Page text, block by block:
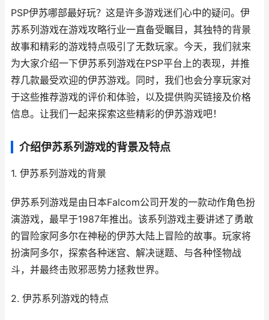
PSP伊苏哪部最好玩？这是许多游戏迷们心中的疑问。伊
苏系列游戏在游戏攻略行业一直备受瞩目，其独特的背景
故事和精彩的游戏特点吸引了无数玩家。今天，我们就来
为大家介绍一下伊苏系列游戏在PSP平台上的表现，并推
荐几款最受欢迎的伊苏游戏。同时，我们也会分享玩家对
于这些推荐游戏的评价和体验，以及提供购买链接及价格
信息。让我们一起来探索这些精彩的伊苏游戏吧！
介绍伊苏系列游戏的背景及特点
1. 伊苏系列游戏的背景
伊苏系列游戏是由日本Falcom公司开发的一款动作角色扮
演游戏，最早于1987年推出。该系列游戏主要讲述了勇敢
的冒险家阿多尔在神秘的伊苏大陆上冒险的故事。玩家将
扮演阿多尔，探索各种迷宫、解决谜题、与各种怪物战
斗，并最终击败邪恶势力拯救世界。
2. 伊苏系列游戏的特点